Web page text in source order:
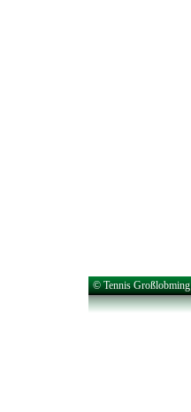
© Tennis Großlobming